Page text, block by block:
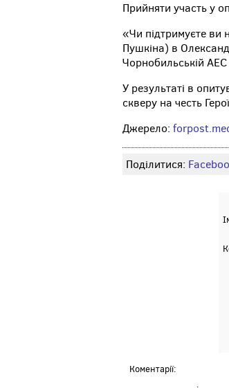
Прийняти участь у
«Чи підтримуєте
Пушкіна) в
Чорнобильській
У результаті в
скверу на честь
Джерело:
Поділитися:
Коментарії: